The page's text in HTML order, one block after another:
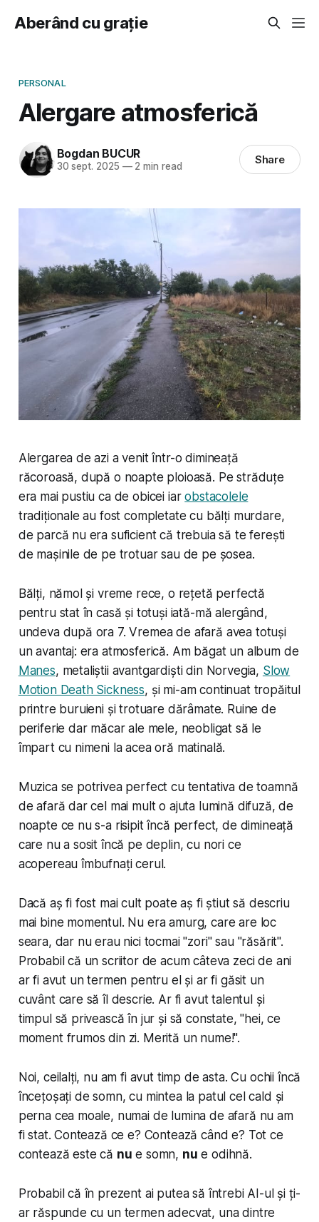
Aberând cu grație
PERSONAL
Alergare atmosferică
Bogdan BUCUR
30 sept. 2025 —2 min read Share
Alergarea de azi a venit într-o dimineață
răcoroasă, după o noapte ploioasă. Pe străduțe
era mai pustiu ca de obicei iarobstacolele
tradiționale au fost completate cu bălți murdare,
de parcă nu era suficient că trebuia să te ferești
de mașinile de pe trotuar sau de pe șosea.
Bălți, nămol și vreme rece, o rețetă perfectă
pentru stat în casă și totuși iată-mă alergând,
undeva după ora 7. Vremea de afară avea totuși
un avantaj: era atmosferică. Am băgat un album de
Manes, metaliștii avantgardiști din Norvegia, Slow
Motion Death Sickness, și mi-am continuat tropăitul
printre buruieni și trotuare dărâmate. Ruine de
periferie dar măcar ale mele, neobligat să le
împart cu nimeni la acea oră matinală.
Muzica se potrivea perfect cu tentativa de toamnă
de afară dar cel mai mult o ajuta lumină difuză, de
noapte ce nu s-a risipit încă perfect, de dimineață
care nu a sosit încă pe deplin, cu nori ce
acopereau îmbufnați cerul.
Dacă aș fi fost mai cult poate aș fi știut să descriu
mai bine momentul. Nu era amurg, care are loc
seara, dar nu erau nici tocmai "zori" sau "răsărit".
Probabil că un scriitor de acum câteva zeci de ani
ar fi avut un termen pentru el și ar fi găsit un
cuvânt care să îl descrie. Ar fi avut talentul și
timpul să privească în jur și să constate, "hei, ce
moment frumos din zi. Merită un nume!".
Noi, ceilalți, nu am fi avut timp de asta. Cu ochii încă
încețoșați de somn, cu mintea la patul cel cald și
perna cea moale, numai de lumina de afară nu am
fi stat. Contează ce e? Contează când e? Tot ce
contează este că nu e somn, nu e odihnă.
Probabil că în prezent ai putea să întrebi AI-ul și ți-
ar răspunde cu un termen adecvat, una dintre